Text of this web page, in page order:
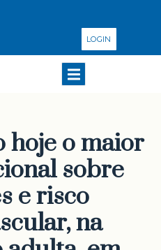
LOGIN
hoje o maior
sobre
e risco
na